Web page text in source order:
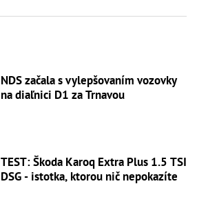
NDS začala s vylepšovaním vozovky
na diaľnici D1 za Trnavou
TEST: Škoda Karoq Extra Plus 1.5 TSI
DSG - istotka, ktorou nič nepokazíte